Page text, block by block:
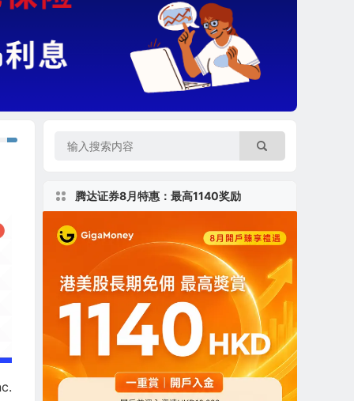
腾达证券8月特惠：最高1140奖励